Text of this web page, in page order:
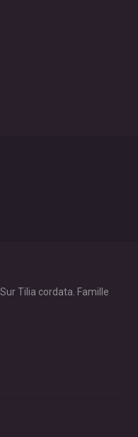
Tilia cordata. Famille